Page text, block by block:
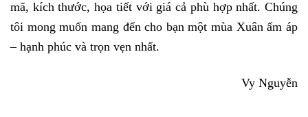
mã, kích thước, họa tiết với giá cả phù hợp nhất. Chúng
tôi mong muốn mang đến cho bạn một mùa Xuân ấm áp
– hạnh phúc và trọn vẹn nhất.
Vy Nguyễn